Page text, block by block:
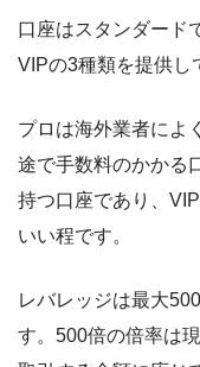
口座はスタンダード
VIPの3種類を提供し
プロは海外業者によ
途で手数料のかかる
持つ口座であり、
いい程です。
レバレッジは最大
す。500倍の倍率は